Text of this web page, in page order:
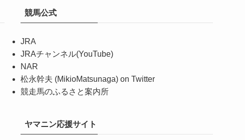
競馬公式
JRA
JRAチャンネル(YouTube)
NAR
松永幹夫 (MikioMatsunaga) on Twitter
競走馬のふるさと案内所
ヤマニン応援サイト